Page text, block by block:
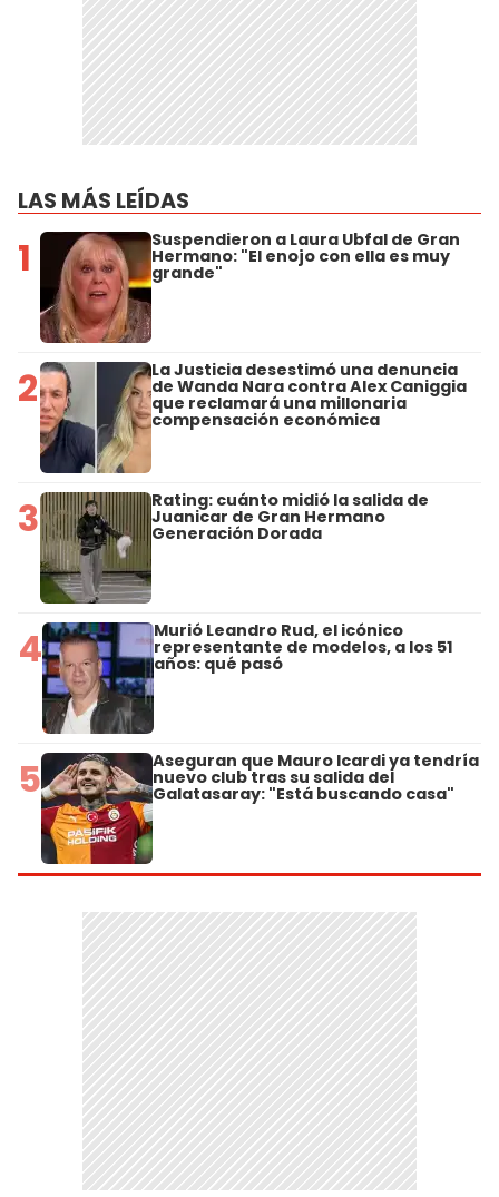
LAS MÁS LEÍDAS
1 Suspendieron a Laura Ubfal de Gran
Hermano: "El enojo con ella es muy
grande"
2 La Justicia desestimó una denuncia
de Wanda Nara contra Alex Caniggia
que reclamará una millonaria
compensación económica
3 Rating: cuánto midió la salida de
Juanicar de Gran Hermano
Generación Dorada
4 Murió Leandro Rud, el icónico
representante de modelos, a los 51
años: qué pasó
5 Aseguran que Mauro Icardi ya tendría
nuevo club tras su salida del
Galatasaray: "Está buscando casa"